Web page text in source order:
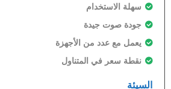
سهلة الاستخدام
جودة صوت جيدة
يعمل مع عدد من الأجهزة
نقطة سعر في المتناول
السيئة